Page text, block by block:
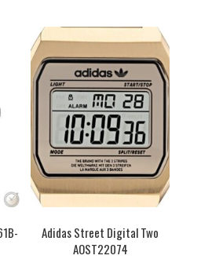
Adidas Street Digital Two
AOST22074